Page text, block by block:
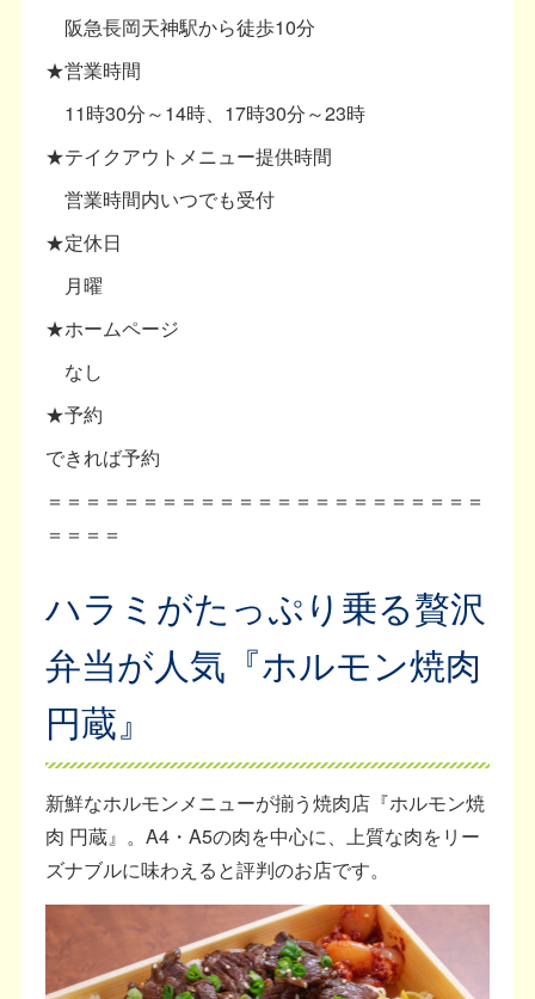
阪急長岡天神駅から徒歩10分
★営業時間
11時30分～14時、17時30分～23時
★テイクアウトメニュー提供時間
営業時間内いつでも受付
★定休日
月曜
★ホームページ
なし
★予約
できれば予約
＝＝＝＝＝＝＝＝＝＝＝＝＝＝＝＝＝＝＝＝＝＝＝
＝＝＝＝
ハラミがたっぷり乗る贅沢
弁当が人気『ホルモン焼肉
円蔵』
新鮮なホルモンメニューが揃う焼肉店『ホルモン焼
肉 円蔵』。A4・A5の肉を中心に、上質な肉をリー
ズナブルに味わえると評判のお店です。